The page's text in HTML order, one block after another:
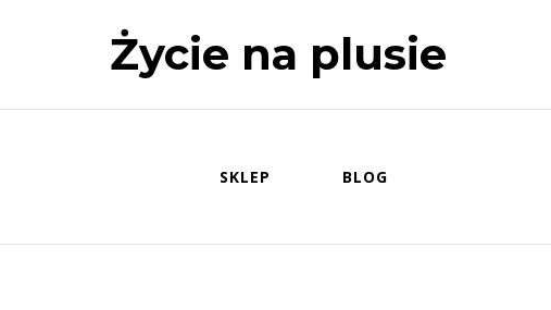
Życie na plusie
SKLEP BLOG